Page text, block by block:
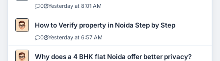
0 Yesterday at 8:01 AM
How to Verify property in Noida Step by Step
0 Yesterday at 6:57 AM
Why does a 4 BHK flat Noida offer better privacy?